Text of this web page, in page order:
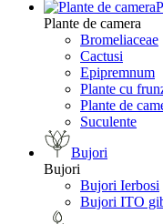
Plante de camera
Bromeliaceae
Cactusi
Epipremnum
Plante cu
Plante de
Suculente
Bujori
Bujori
Bujori Ierbosi
Bujori ITO